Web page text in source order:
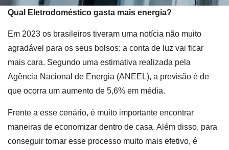
Qual Eletrodoméstico gasta mais energia?
Em 2023 os brasileiros tiveram uma notícia não muito
agradável para os seus bolsos: a conta de luz vai ficar
mais cara. Segundo uma estimativa realizada pela
Agência Nacional de Energia (ANEEL), a previsão é de
que ocorra um aumento de 5,6% em média.
Frente a esse cenário, é muito importante encontrar
maneiras de economizar dentro de casa. Além disso, para
conseguir tornar esse processo muito mais efetivo, é